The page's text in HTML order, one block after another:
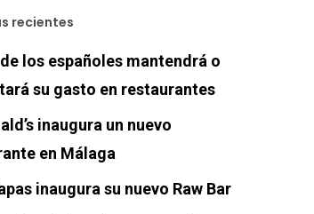
recientes
de los españoles mantendrá o
su gasto en restaurantes
inaugura un nuevo
en Málaga
inaugura su nuevo Raw Bar